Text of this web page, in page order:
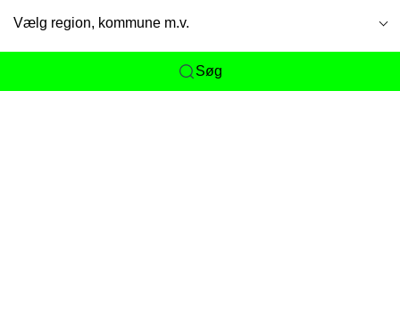
Vælg region, kommune m.v.
Søg